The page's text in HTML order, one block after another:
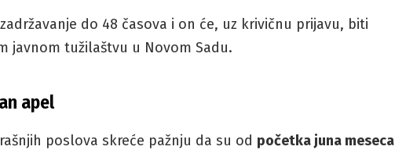
do 48 časova i on će, uz krivičnu prijavu, biti
javnom tužilaštvu u Novom Sadu.
apel
poslova skreće pažnju da su od početka juna meseca